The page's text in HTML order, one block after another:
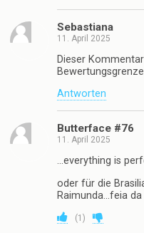
Sebastiana
11. April 2025
Dieser
Antworten
Butterface #76
11. April 2025
…everything is
oder für die
Raimunda…feia
(1 )